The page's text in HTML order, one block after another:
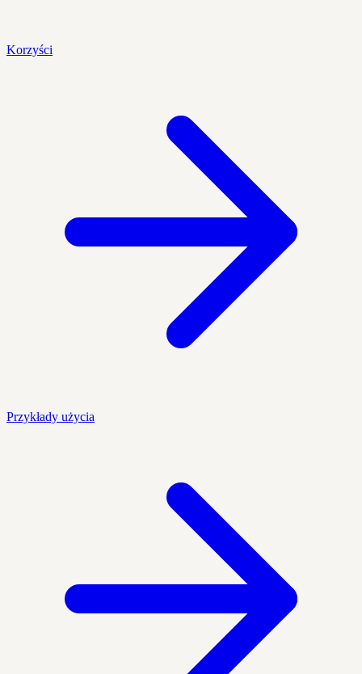
Korzyści
Przykłady użycia